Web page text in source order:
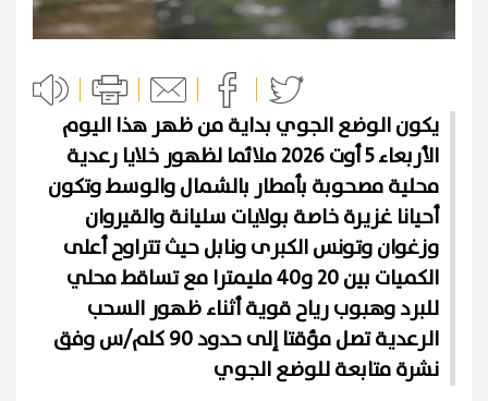
يكون الوضع الجوي بداية من ظهر هذا اليوم
الأربعاء 5 أوت 2026 ملائما لظهور خلايا رعدية
محلية مصحوبة بأمطار بالشمال والوسط وتكون
أحيانا غزيرة خاصة بولايات سليانة والقيروان
وزغوان وتونس الكبرى ونابل حيث تتراوح أعلى
الكميات بين 20 و40 مليمترا مع تساقط محلي
للبرد وهبوب رياح قوية أثناء ظهور السحب
الرعدية تصل مؤقتا إلى حدود 90 كلم/س وفق
نشرة متابعة للوضع الجوي